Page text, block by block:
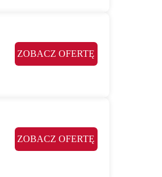
ZOBACZ OFERTĘ
ZOBACZ OFERTĘ